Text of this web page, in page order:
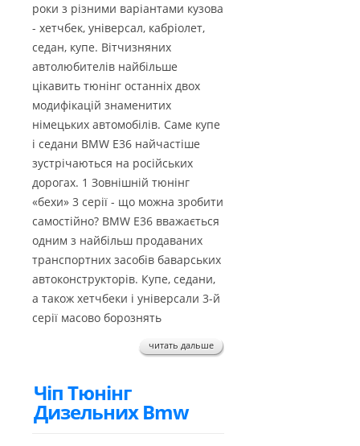
роки з різними варіантами кузова
- хетчбек, універсал, кабріолет,
седан, купе. Вітчизняних
автолюбителів найбільше
цікавить тюнінг останніх двох
модифікацій знаменитих
німецьких автомобілів. Саме купе
і седани BMW E36 найчастіше
зустрічаються на російських
дорогах. 1 Зовнішній тюнінг
«бехи» 3 серії - що можна зробити
самостійно? BMW E36 вважається
одним з найбільш продаваних
транспортних засобів баварських
автоконструкторів. Купе, седани,
а також хетчбеки і універсали 3-й
серії масово борознять
читать дальше
Чіп Тюнінг
Дизельних Bmw